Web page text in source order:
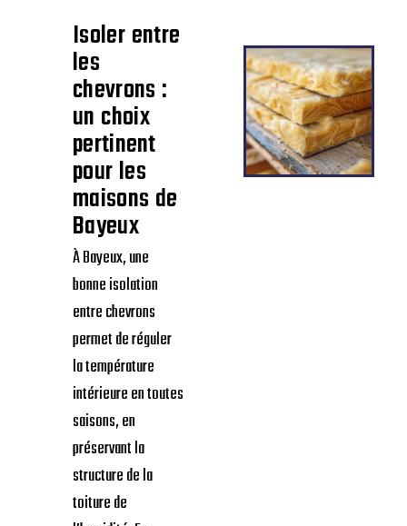
Isoler entre
les
chevrons :
un choix
pertinent
pour les
maisons de
Bayeux
À Bayeux, une
bonne isolation
entre chevrons
permet de réguler
la température
intérieure en toutes
saisons, en
préservant la
structure de la
toiture de